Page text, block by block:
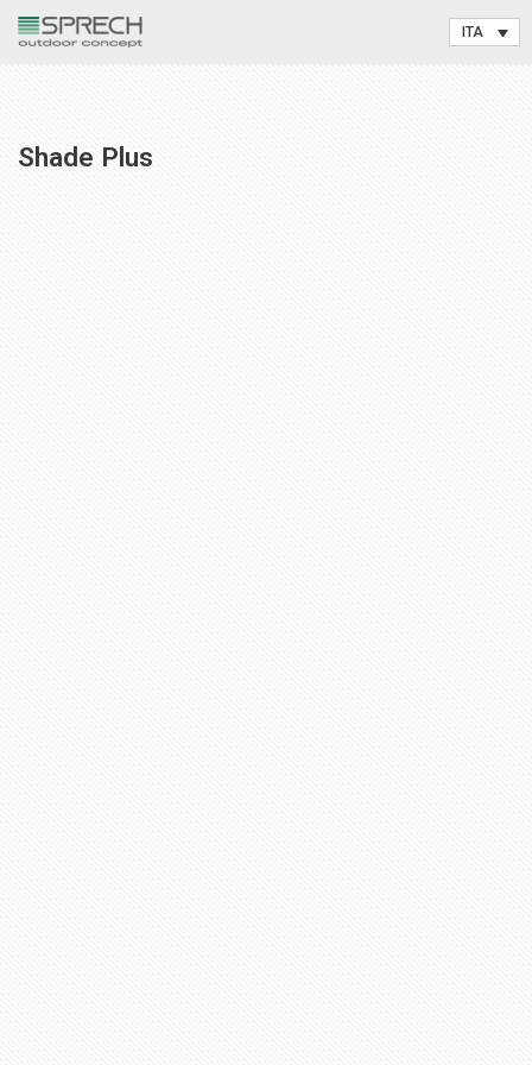
Vai
al
contenuto
Shade Plus